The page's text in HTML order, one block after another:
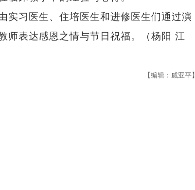
习医生、住培医生和进修医生们通过演
师表达感恩之情与节日祝福。（杨阳 江
【编辑：戚亚平】